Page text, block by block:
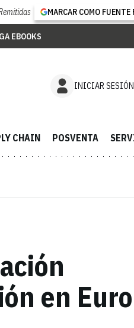
MARCAR COMO FUENTE
EBOOKS
INICIAR SESIÓN
CHAIN POSVENTA
en